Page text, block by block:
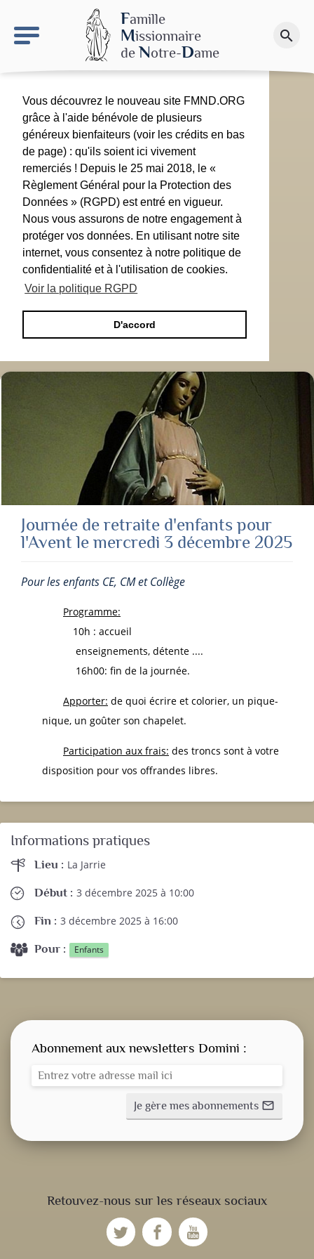
Famille
Missionnaire
de Notre-Dame
search
Faire un don
Vous découvrez le nouveau site FMND.ORG
grâce à l'aide bénévole de plusieurs
généreux bienfaiteurs (voir les crédits en bas
de page) : qu'ils soient ici vivement
remerciés ! Depuis le 25 mai 2018, le «
Règlement Général pour la Protection des
Données » (RGPD) est entré en vigueur.
Nous vous assurons de notre engagement à
protéger vos données. En utilisant notre site
internet, vous consentez à notre politique de
confidentialité et à l'utilisation de cookies.
Voir la politique RGPD
D'accord
Journée de retraite d'enfants pour
l'Avent le mercredi 3 décembre 2025
Pour les enfants CE, CM et Collège
Programme:
10h : accueil
enseignements, détente ....
16h00: fin de la journée.
Apporter: de quoi écrire et colorier, un pique-
nique, un goûter son chapelet.
Participation aux frais: des troncs sont à votre
disposition pour vos offrandes libres.
Informations pratiques
Lieu : La Jarrie
Début : 3 décembre 2025 à 10:00
Fin : 3 décembre 2025 à 16:00
Pour : Enfants
Retouvez-nous sur les réseaux sociaux
Abonnement aux newsletters Domini :
Je gère mes abonnements mail_outline